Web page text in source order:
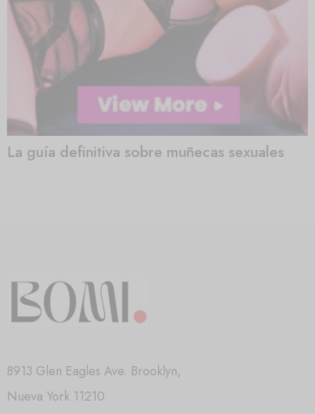
La guía definitiva sobre muñecas sexuales
8913 Glen Eagles Ave. Brooklyn,
Nueva York 11210